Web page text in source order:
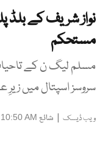
نواز شریف کے بلڈ
مستحکم
مسلم لیگ ن کے
سروسز اسپتال میں زیرِ
ویب ڈیسک | شائع AM